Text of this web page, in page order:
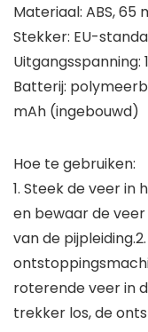
Materiaal: ABS, 65
Stekker: EU-
Uitgangsspanning:
Batterij:
mAh (ingebouwd)
Hoe te gebruiken:
1. Steek de veer in
en bewaar de
van de
roterende veer in
trekker los, de